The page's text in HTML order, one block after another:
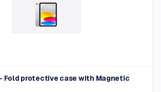
Fold protective case with Magnetic